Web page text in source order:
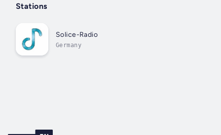
Stations
Solice-Radio
Germany